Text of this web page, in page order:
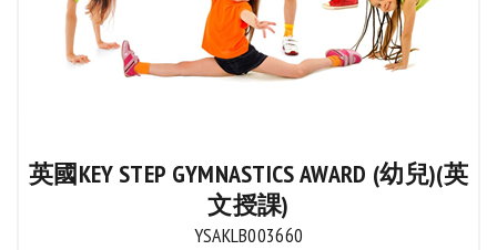
英國KEY STEP GYMNASTICS AWARD (幼兒)(英
文授課)
YSAKLB003660